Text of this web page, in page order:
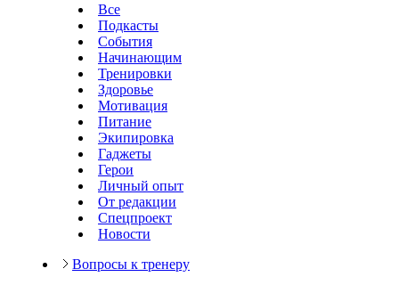
Все
Подкасты
События
Начинающим
Тренировки
Здоровье
Мотивация
Питание
Экипировка
Гаджеты
Герои
Личный опыт
От редакции
Спецпроект
Новости
Вопросы к тренеру